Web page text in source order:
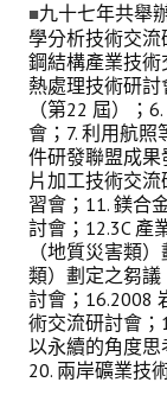
■九十七年共舉
學分析技術交流
鋼結構產業技
熱處理技術研
（第22 屆）；
會；7. 利用航
件研發聯盟成果
片加工技術交
習會；11. 鎂合
討會；12.3C 產
（地質災害類
類）劃定之芻
討會；16.2008
術交流研討會；
以永續的角度思
20. 兩岸礦業技